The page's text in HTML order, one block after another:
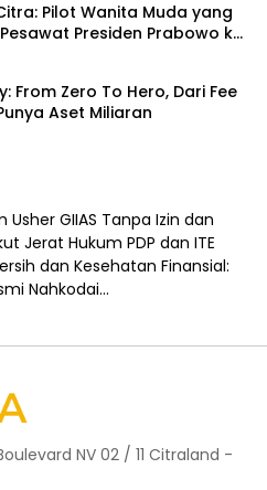
Pilot Wanita Muda yang
Presiden Prabowo ke
From Zero To Hero, Dari Fee
Aset Miliaran
GIIAS Tanpa Izin dan
Jerat Hukum PDP dan ITE
dan Kesehatan Finansial:
Nahkodai…
NV 02 / 11 Citraland -